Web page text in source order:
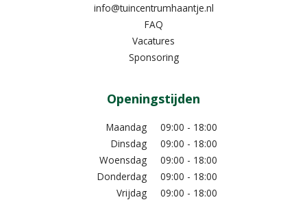
info@tuincentrumhaantje.nl
FAQ
Vacatures
Sponsoring
Openingstijden
Maandag
09:00 - 18:00
Dinsdag
09:00 - 18:00
Woensdag
09:00 - 18:00
Donderdag
09:00 - 18:00
Vrijdag
09:00 - 18:00